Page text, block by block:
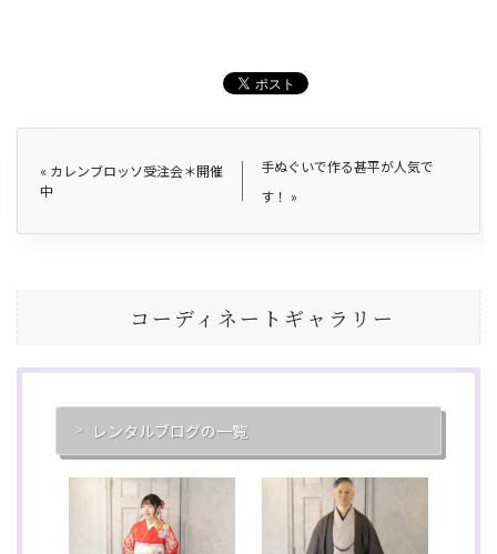
« カレンブロッソ受注会＊開催
中
手ぬぐいで作る甚平が人気で
す！ »
コーディネートギャラリー
レンタルブログの一覧